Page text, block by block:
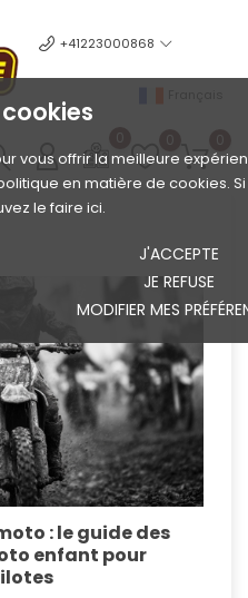
vous offrir la meilleure
en matière de cookies.
le faire ici.
J'ACCEPTE
JE REFUSE
MODIFIER MES
+41223000868
: le guide des
enfant pour